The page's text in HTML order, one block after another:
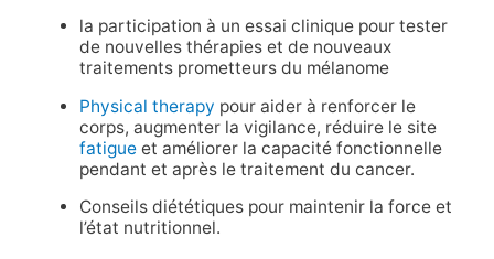
la participation à un essai clinique pour tester
de nouvelles thérapies et de nouveaux
traitements prometteurs du mélanome
Physical therapy pour aider à renforcer le
corps, augmenter la vigilance, réduire le site
fatigueet améliorer la capacité fonctionnelle
pendant et après le traitement du cancer.
Conseils diététiques pour maintenir la force et
l’état nutritionnel.